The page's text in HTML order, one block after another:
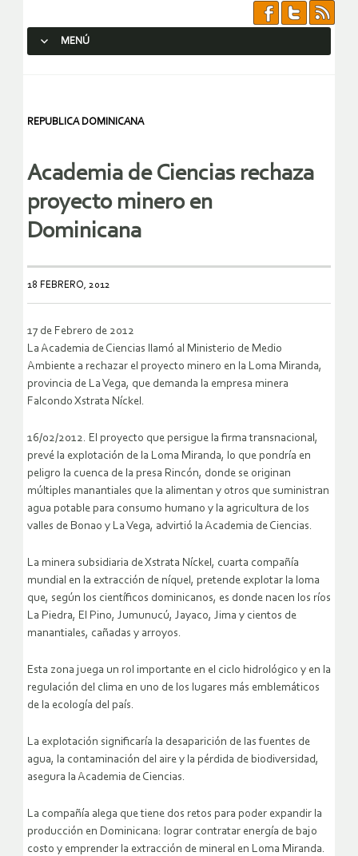
MENÚ
REPUBLICA DOMINICANA
Academia de Ciencias rechaza
proyecto minero en
Dominicana
18 FEBRERO, 2012
17 de Febrero de 2012
La Academia de Ciencias llamó al Ministerio de Medio
Ambiente a rechazar el proyecto minero en la Loma Miranda,
provincia de La Vega, que demanda la empresa minera
Falcondo Xstrata Níckel.
16/02/2012. El proyecto que persigue la firma transnacional,
prevé la explotación de la Loma Miranda, lo que pondría en
peligro la cuenca de la presa Rincón, donde se originan
múltiples manantiales que la alimentan y otros que suministran
agua potable para consumo humano y la agricultura de los
valles de Bonao y La Vega, advirtió la Academia de Ciencias.
La minera subsidiaria de Xstrata Níckel, cuarta compañía
mundial en la extracción de níquel, pretende explotar la loma
que, según los científicos dominicanos, es donde nacen los ríos
La Piedra, El Pino, Jumunucú, Jayaco, Jima y cientos de
manantiales, cañadas y arroyos.
Esta zona juega un rol importante en el ciclo hidrológico y en la
regulación del clima en uno de los lugares más emblemáticos
de la ecología del país.
La explotación significaría la desaparición de las fuentes de
agua, la contaminación del aire y la pérdida de biodiversidad,
asegura la Academia de Ciencias.
La compañía alega que tiene dos retos para poder expandir la
producción en Dominicana: lograr contratar energía de bajo
costo y emprender la extracción de mineral en Loma Miranda.